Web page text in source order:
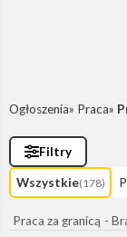
Ogłoszenia Praca
Filtry
Wszystkie(178)
Praca za granicą -